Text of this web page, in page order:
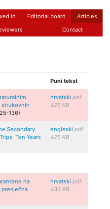
in Editorial board
Articles
Contact
Puni tekst
strukovnih
136)
hrvatski pdf
425 KB
Secondary
Ten Years
engleski pdf
425 KB
na
hrvatski pdf
430 KB